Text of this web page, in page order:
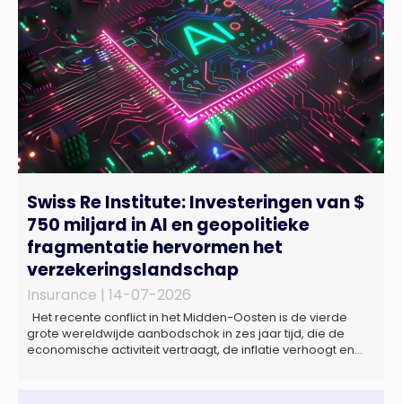
Swiss Re Institute: Investeringen van $
750 miljard in AI en geopolitieke
fragmentatie hervormen het
verzekeringslandschap
Insurance | 14-07-2026
Het recente conflict in het Midden-Oosten is de vierde
grote wereldwijde aanbodschok in zes jaar tijd, die de
economische activiteit vertraagt, de inflatie verhoogt en